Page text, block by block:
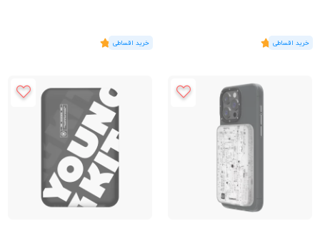
(6 رای)
5
(2 رای)
5